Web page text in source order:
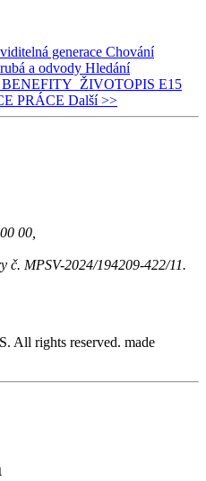
generace Chování
a odvody Hledání
BENEFITY ŽIVOTOPIS E15
PRÁCE Další>>
00,
č. MPSV-2024/194209-422/11.
All rights reserved. made